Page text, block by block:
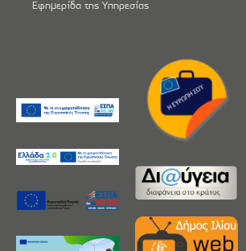
Εφημερίδα της Υπηρεσίας